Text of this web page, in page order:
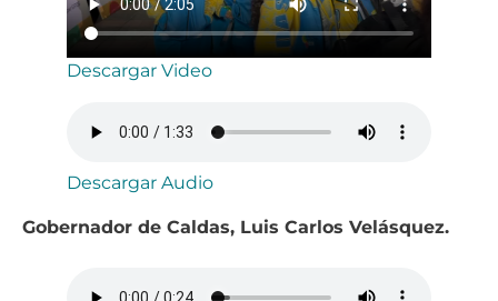
Descargar Video
Descargar Audio
Gobernador de Caldas, Luis Carlos Velásquez.